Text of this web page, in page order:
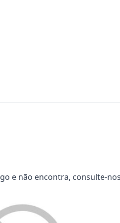
e não encontra, consulte-nos